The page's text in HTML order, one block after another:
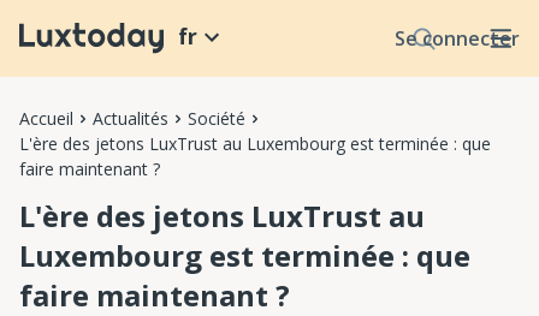
Se connecter
fr
Accueil Actualités
Société
L'ère des jetons LuxTrust au Luxembourg est terminée : que
faire maintenant ?
L'ère des jetons LuxTrust au
Luxembourg est terminée : que
faire maintenant ?